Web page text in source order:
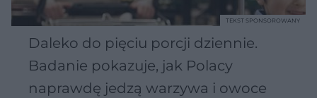
Daleko do pięciu porcji dziennie.
Badanie pokazuje, jak Polacy
naprawdę jedzą warzywa i owoce
TEKST SPONSOROWANY